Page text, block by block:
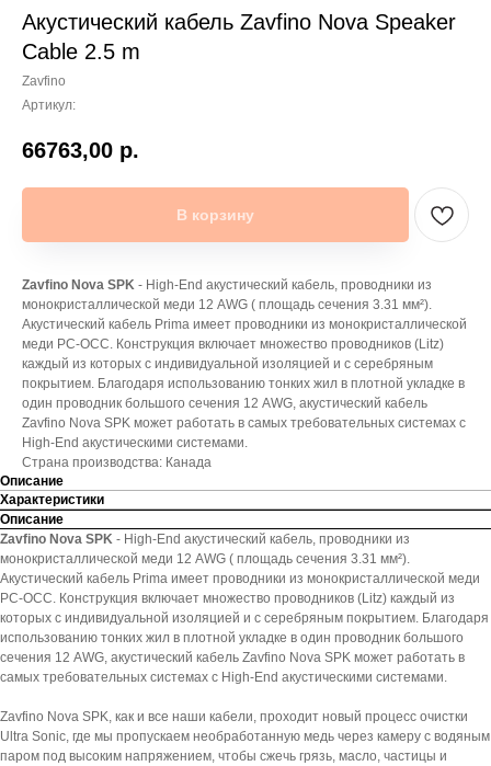
Акустический кабель Zavfino Nova Speaker
Cable 2.5 m
Zavfino
Артикул:
66763,00 р.
В корзину
Zavfino Nova SPK - High-End акустический кабель, проводники из
монокристаллической меди 12 AWG ( площадь сечения 3.31 мм²).
Акустический кабель Prima имеет проводники из монокристаллической
меди PC-OCC. Конструкция включает множество проводников (Litz)
каждый из которых с индивидуальной изоляцией и с серебряным
покрытием. Благодаря использованию тонких жил в плотной укладке в
один проводник большого сечения 12 AWG, акустический кабель
Zavfino Nova SPK может работать в самых требовательных системах с
High-End акустическими системами.
Страна производства: Канада
Описание
Характеристики
Описание
Zavfino Nova SPK - High-End акустический кабель, проводники из
монокристаллической меди 12 AWG ( площадь сечения 3.31 мм²).
Акустический кабель Prima имеет проводники из монокристаллической меди
PC-OCC. Конструкция включает множество проводников (Litz) каждый из
которых с индивидуальной изоляцией и с серебряным покрытием. Благодаря
использованию тонких жил в плотной укладке в один проводник большого
сечения 12 AWG, акустический кабель Zavfino Nova SPK может работать в
самых требовательных системах с High-End акустическими системами.
Zavfino Nova SPK, как и все наши кабели, проходит новый процесс очистки
Ultra Sonic, где мы пропускаем необработанную медь через камеру с водяным
паром под высоким напряжением, чтобы сжечь грязь, масло, частицы и